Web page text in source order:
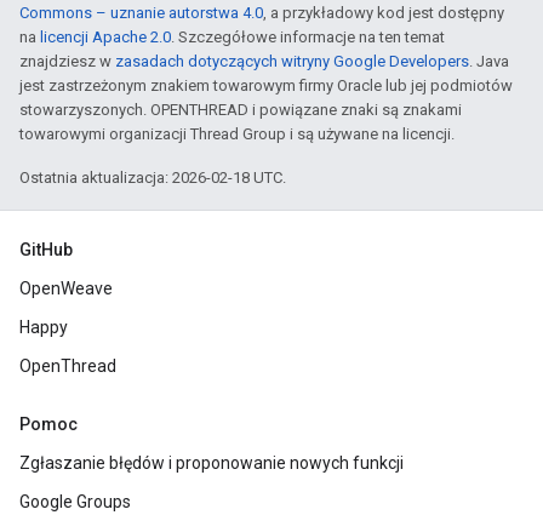
Commons – uznanie autorstwa 4.0, a przykładowy kod jest dostępny
na licencji Apache 2.0. Szczegółowe informacje na ten temat
znajdziesz w zasadach dotyczących witryny Google Developers. Java
jest zastrzeżonym znakiem towarowym firmy Oracle lub jej podmiotów
stowarzyszonych. OPENTHREAD i powiązane znaki są znakami
towarowymi organizacji Thread Group i są używane na licencji.
Ostatnia aktualizacja: 2026-02-18 UTC.
GitHub
OpenWeave
Happy
OpenThread
Pomoc
Zgłaszanie błędów i proponowanie nowych funkcji
Google Groups